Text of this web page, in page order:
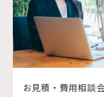
お見積・費用相談